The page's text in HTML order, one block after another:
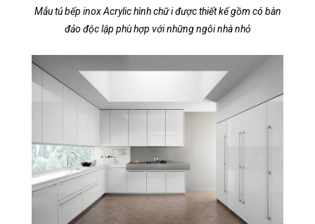
Mẫu tủ bếp inox Acrylic hình chữ i được thiết kế gồm có bàn
đảo độc lập phù hợp với những ngôi nhà nhỏ